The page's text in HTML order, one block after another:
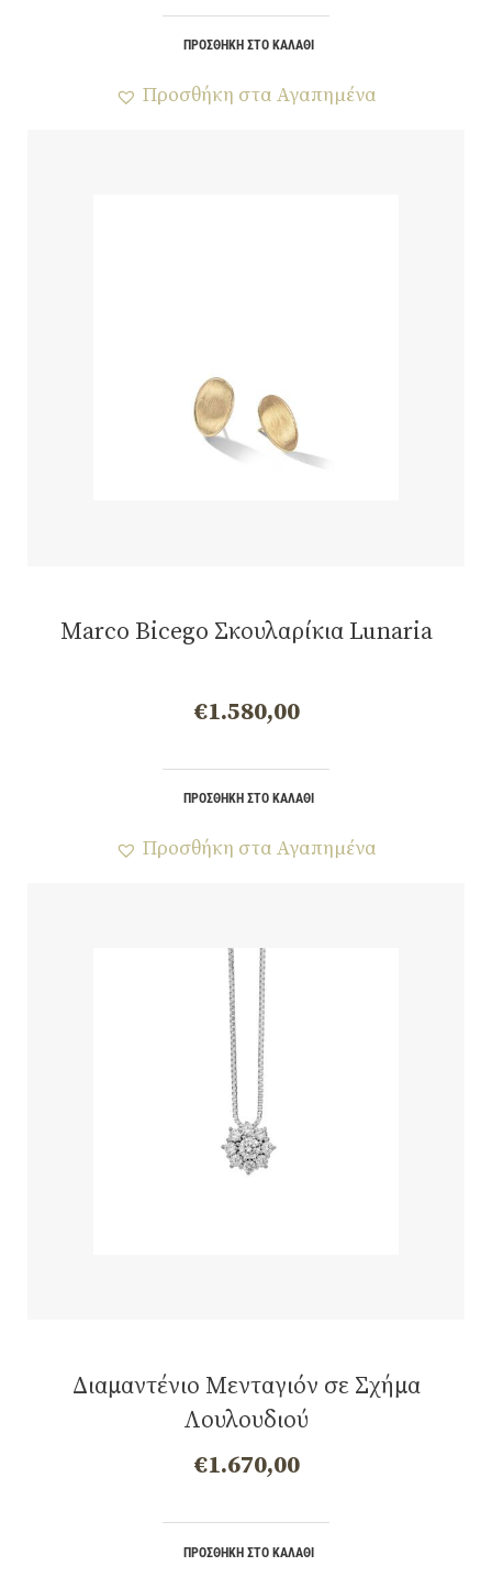
ΠΡΟΣΘΉΚΗ ΣΤΟ ΚΑΛΆΘΙ
Προσθήκη στα Αγαπημένα
Marco Bicego Σκουλαρίκια Lunaria
€1.580,00
ΠΡΟΣΘΉΚΗ ΣΤΟ ΚΑΛΆΘΙ
Προσθήκη στα Αγαπημένα
Διαμαντένιο Μενταγιόν σε Σχήμα
Λουλουδιού
€1.670,00
ΠΡΟΣΘΉΚΗ ΣΤΟ ΚΑΛΆΘΙ